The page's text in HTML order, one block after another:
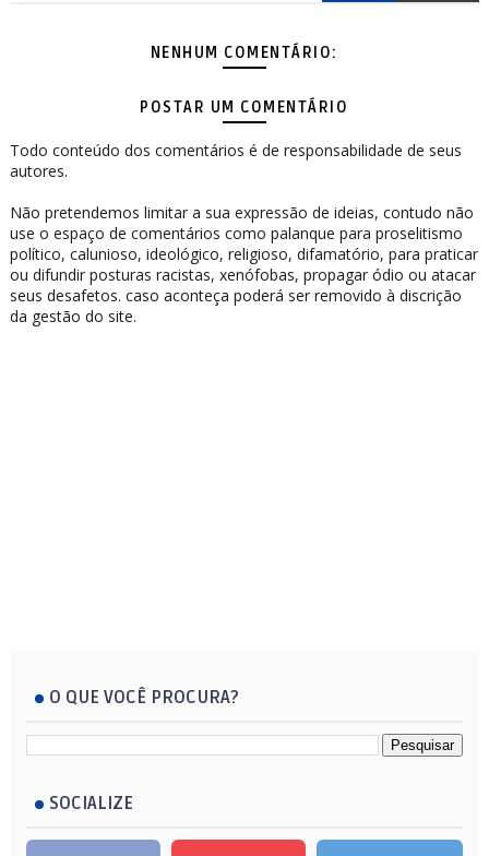
NENHUM COMENTÁRIO:
POSTAR UM COMENTÁRIO
Todo conteúdo dos comentários é de responsabilidade de seus
autores.
Não pretendemos limitar a sua expressão de ideias, contudo não
use o espaço de comentários como palanque para proselitismo
político, calunioso, ideológico, religioso, difamatório, para praticar
ou difundir posturas racistas, xenófobas, propagar ódio ou atacar
seus desafetos. caso aconteça poderá ser removido à discrição
da gestão do site.
O QUE VOCÊ PROCURA?
SOCIALIZE